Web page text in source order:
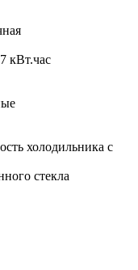
кВт.час
холодильника с
стекла